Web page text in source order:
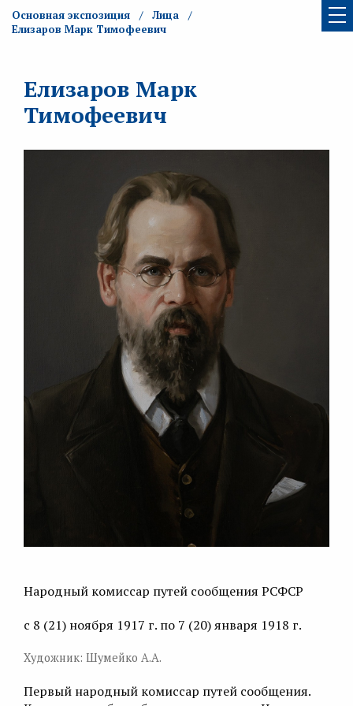
Основная экспозиция
Лица
Елизаров Марк Тимофеевич
Елизаров Марк
Тимофеевич
Народный комиссар путей сообщения РСФСР
с 8 (21) ноября 1917 г. по 7 (20) января 1918 г.
Художник: Шумейко А.А.
Первый народный комиссар путей сообщения.